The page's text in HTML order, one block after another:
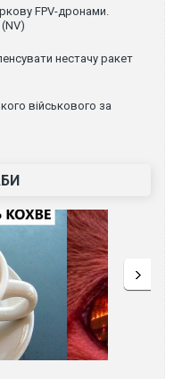
FPV-дронами.
нестачу ракет
військового за